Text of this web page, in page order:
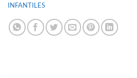
INFANTILES